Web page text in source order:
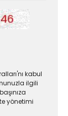
kabul
ilgili
yönetimi